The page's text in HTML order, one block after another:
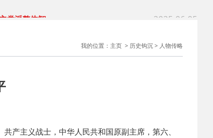
民主建国会…
我的位置： 主页 > 历史钩沉> 人物传略
产主义战士，中华人民共和国原副主席，第六、